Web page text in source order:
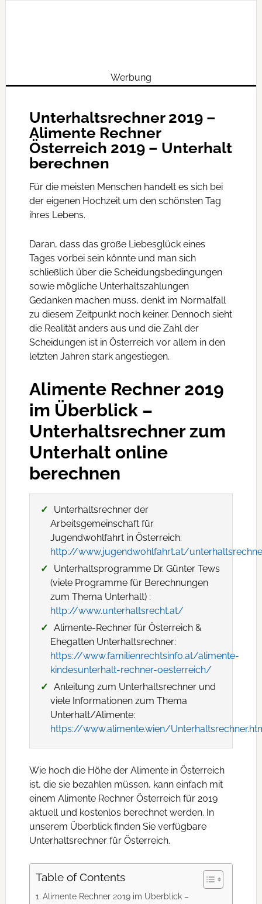
Werbung
Unterhaltsrechner 2019 –
Alimente Rechner
Österreich 2019 – Unterhalt
berechnen
Für die meisten Menschen handelt es sich bei
der eigenen Hochzeit um den schönsten Tag
ihres Lebens.
Daran, dass das große Liebesglück eines
Tages vorbei sein könnte und man sich
schließlich über die Scheidungsbedingungen
sowie mögliche Unterhaltszahlungen
Gedanken machen muss, denkt im Normalfall
zu diesem Zeitpunkt noch keiner. Dennoch sieht
die Realität anders aus und die Zahl der
Scheidungen ist in Österreich vor allem in den
letzten Jahren stark angestiegen.
Alimente Rechner 2019
im Überblick –
Unterhaltsrechner zum
Unterhalt online
berechnen
Unterhaltsrechner der
Arbeitsgemeinschaft für
Jugendwohlfahrt in Österreich:
http://www.jugendwohlfahrt.at/
Unterhaltsprogramme Dr. Günter Tews
(viele Programme für Berechnungen
zum Thema Unterhalt) :
http://www.unterhaltsrecht.at/
Alimente-Rechner für Österreich &
Ehegatten Unterhaltsrechner:
https://www.familienrechtsinfo.at/alimente-
kindesunterhalt-rechner-oesterreich/
Anleitung zum Unterhaltsrechner und
viele Informationen zum Thema
Unterhalt/Alimente:
https://www.alimente.wien/
Wie hoch die Höhe der Alimente in Österreich
ist, die sie bezahlen müssen, kann einfach mit
einem Alimente Rechner Österreich für 2019
aktuell und kostenlos berechnet werden. In
unserem Überblick finden Sie verfügbare
Unterhaltsrechner für Österreich.
Table of Contents
Alimente Rechner 2019 im Überblick –